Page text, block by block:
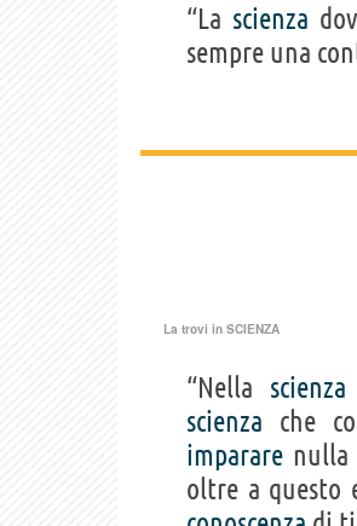
“La scienza
sempre una
La trovi in SCIENZA
“Nella scienza
scienza che
imparare nulla
oltre a questo